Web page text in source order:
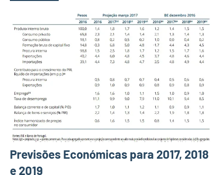
Previsões Económicas para 2017, 2018
e 2019